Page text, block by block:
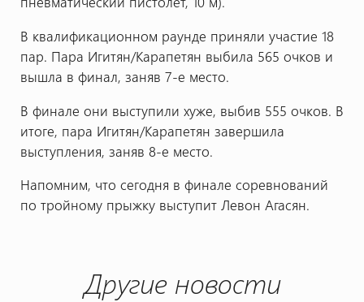
В квалификационном раунде приняли участие 18
пар. Пара Игитян/Карапетян выбила 565 очков и
вышла в финал, заняв 7-е место.
В финале они выступили хуже, выбив 555 очков. В
итоге, пара Игитян/Карапетян завершила
выступления, заняв 8-е место.
Напомним, что сегодня в финале соревнований
по тройному прыжку выступит Левон Агасян.
Другие новости